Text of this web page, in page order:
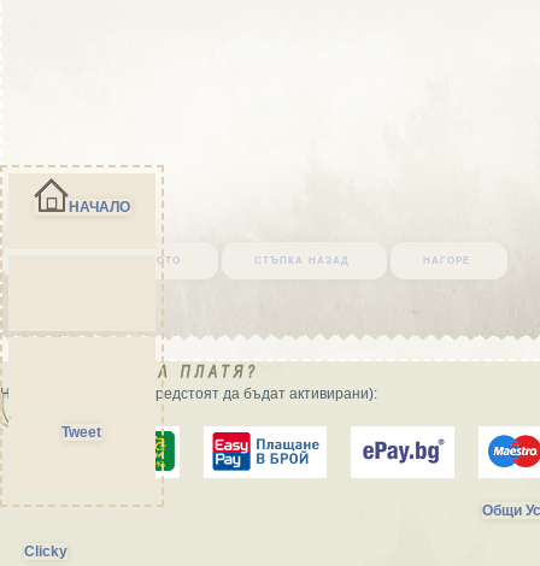
върни се в началото стъпка назад нагоре
Начини на плащане (предстоят да бъдат активирани):
Общи
Clicky
НАЧАЛО
Tweet